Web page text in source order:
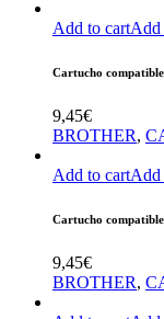
Add to cartAdd
Cartucho
9,45€
BROTHER,
Add to cartAdd
Cartucho
9,45€
BROTHER,